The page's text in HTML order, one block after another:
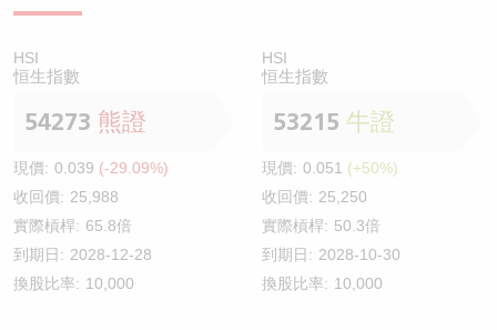
HSI
恒生指數
54273 熊證
現價: 0.039 (-29.09%)
收回價: 25,988
實際槓桿: 65.8倍
到期日: 2028-12-28
換股比率: 10,000
HSI
恒生指數
53215 牛證
現價: 0.051 (+50%)
收回價: 25,250
實際槓桿: 50.3倍
到期日: 2028-10-30
換股比率: 10,000